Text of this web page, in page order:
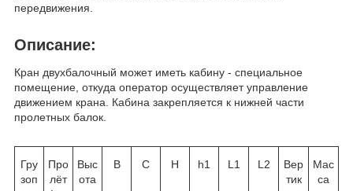
передвижения.
Описание:
Кран двухбалочный может иметь кабину - специальное
помещение, откуда оператор осуществляет управление
движением крана. Кабина закрепляется к нижней части
пролетных балок.
Гру
зоп
Про
лёт
Выс
ота
B C H h1 L1 L2
Вер
тик
Мас
са